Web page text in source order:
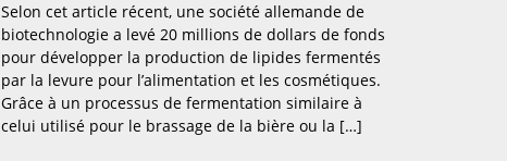
Selon cet article récent, une société allemande de
biotechnologie a levé 20 millions de dollars de fonds
pour développer la production de lipides fermentés
par la levure pour l’alimentation et les cosmétiques.
Grâce à un processus de fermentation similaire à
celui utilisé pour le brassage de la bière ou la […]